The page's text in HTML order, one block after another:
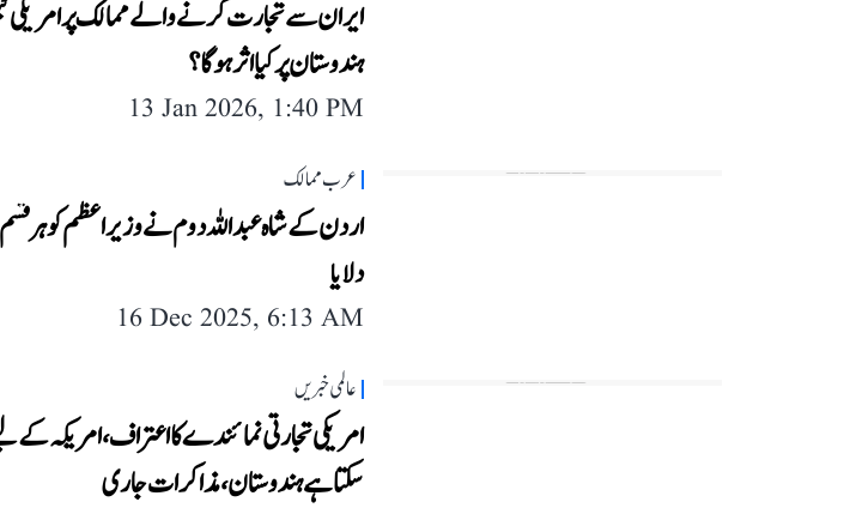
ایران سے تجارت کرنے والے ممالک پر
ہندوستان پر کیا اثر ہوگا؟
13 Jan 2026, 1:40 PM
عرب ممالک
اردن کے شاہ عبداللہ دوم نے وزیر اعظم کو ہر
دلایا
16 Dec 2025, 6:13 AM
عالمی خبریں
امریکی تجارتی نمائندے کا اعتراف، امریکہ کے
سکتا ہے ہندوستان، مذاکرات جاری